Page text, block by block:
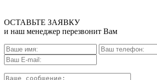
ОСТАВЬТЕ ЗАЯВКУ
и наш менеджер перезвонит Вам